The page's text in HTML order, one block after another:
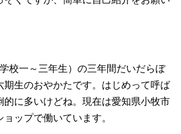
校一～三年生）の三年間だいだらぼ
期生のおやかたです。はじめって呼ば
的に多いけどね。現在は愛知県小牧市
ップで働いています。